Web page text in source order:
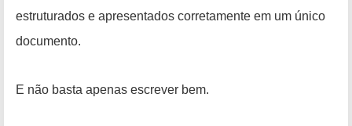
estruturados e apresentados corretamente em um único
documento.
E não basta apenas escrever bem.